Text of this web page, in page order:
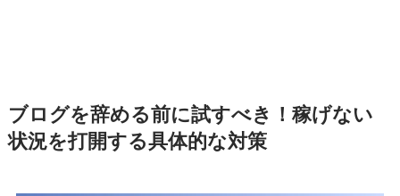
ブログを辞める前に試すべき！稼げない
状況を打開する具体的な対策